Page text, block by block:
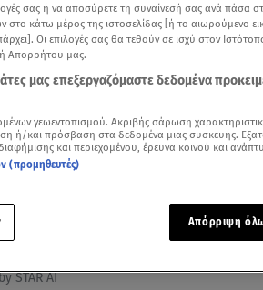
μας στην αναζήτηση σας
επιλογές σας
περισσότερα άρθρα μας στα αποτελέσματα
Add star.gr on Google
STAR AI
σας ή να αποσύρετε τη συναίνεσή σας ανά πάσα
στο κάτω μέρος της ιστοσελίδας [ή το αιωρούμενο
Οι επιλογές σας θα τεθούν σε ισχύ στον
Απορρήτου μας.
μας επεξεργαζόμαστε δεδομένα
γεωεντοπισμού. Ακριβής σάρωση
ή/και πρόσβαση στα δεδομένα μιας συσκευής.
και περιεχομένου, έρευνα κοινού και
(προμηθευτές)
Απόρριψη